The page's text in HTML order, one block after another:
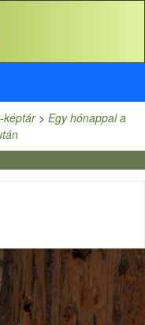
képtár> Egy hónappal a